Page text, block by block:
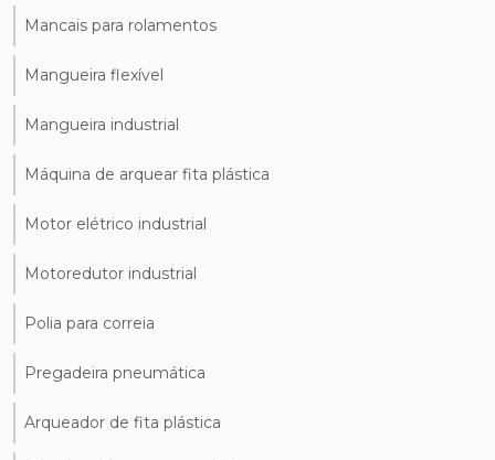
Mancais para rolamentos
Mangueira flexível
Mangueira industrial
Máquina de arquear fita plástica
Motor elétrico industrial
Motoredutor industrial
Polia para correia
Pregadeira pneumática
Arqueador de fita plástica